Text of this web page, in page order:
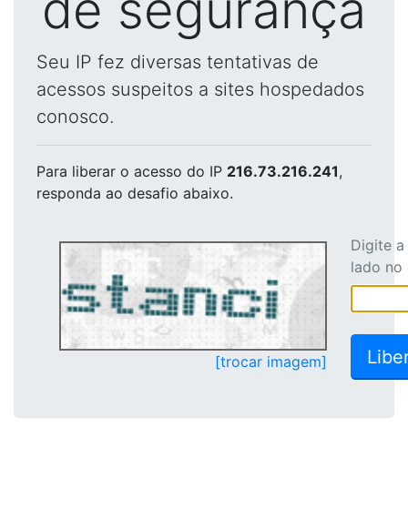
Seu IP fez diversas tentativas de
acessos suspeitos a sites hospedados
conosco.
Para liberar o acesso do IP 216.73.216.241,
responda ao desafio abaixo.
[trocar imagem]
Digite
lado no